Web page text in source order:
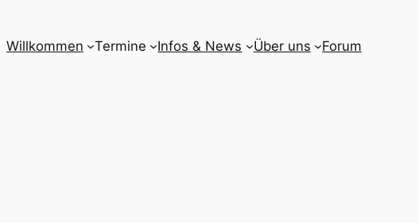
Willkommen Termine Infos & News Über uns Forum